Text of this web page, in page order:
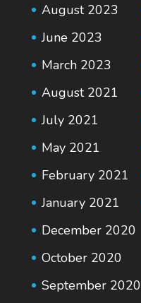
August 2023
June 2023
March 2023
August 2021
July 2021
May 2021
February 2021
January 2021
December 2020
October 2020
September 2020